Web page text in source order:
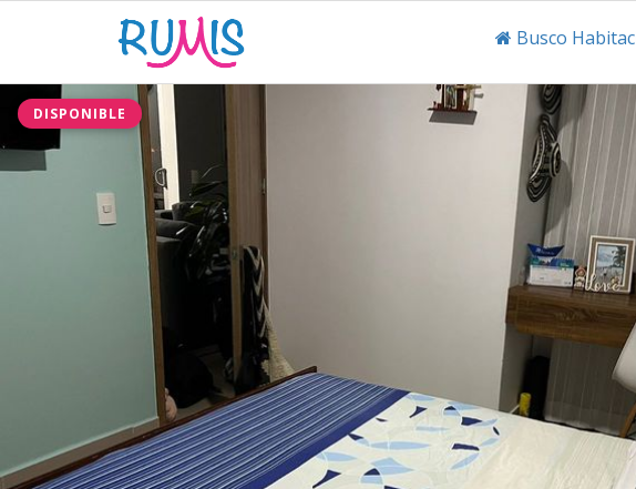
Busco
DISPONIBLE